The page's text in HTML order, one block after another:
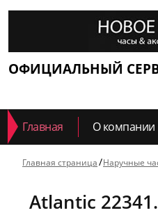
ОФИЦИАЛЬНЫЙ
Главная О компании
Главная страница Наручные
Atlantic